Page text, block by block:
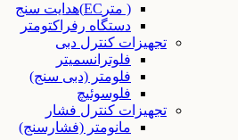
( مترEC)هدایت سنج
دستگاه رفراکتومتر
تجهیزات کنترل دبی
فلوترانسمیتر
فلومتر (دبی سنج)
فلوسوئیچ
تجهیزات کنترل فشار
مانومتر (فشارسنج)